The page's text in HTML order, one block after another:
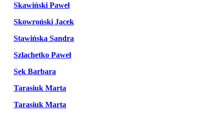
Skawiński Paweł
Skowroński Jacek
Stawińska Sandra
Szlachetko Paweł
Sęk Barbara
Tarasiuk Marta
Tarasiuk Marta